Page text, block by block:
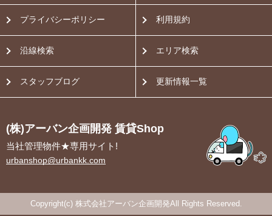
プライバシーポリシー 利用規約
沿線検索 エリア検索
スタッフブログ 更新情報一覧
(株)アーバン企画開発 賃貸Shop
当社管理物件★専用サイト!
urbanshop@urbankk.com
Copyright(c) 株式会社アーバン企画開発All Rights Reserved.